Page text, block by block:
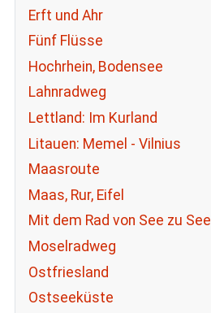
Erft und Ahr
Fünf Flüsse
Hochrhein, Bodensee
Lahnradweg
Lettland: Im Kurland
Litauen: Memel - Vilnius
Maasroute
Maas, Rur, Eifel
Mit dem Rad von See zu See
Moselradweg
Ostfriesland
Ostseeküste